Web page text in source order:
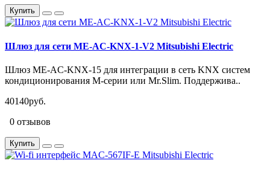
Купить
Шлюз для сети ME-AC-KNX-1-V2 Mitsubishi Electric
Шлюз ME-AC-KNX-15 для интеграции в сеть KNX систем
кондиционирования M-серии или Mr.Slim. Поддержива..
40140руб.
0 отзывов
Купить